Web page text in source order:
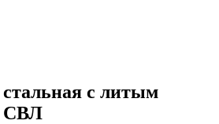
с литым
СВЛ